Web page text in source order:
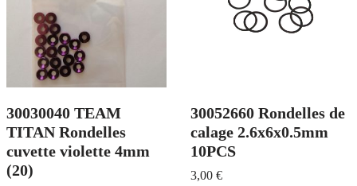
30030040 TEAM
TITAN Rondelles
cuvette violette 4mm
(20)
30052660 Rondelles de
calage 2.6x6x0.5mm
10PCS
3,00 €